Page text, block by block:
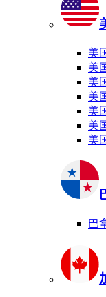
美
美
美
美
美
美
美
巴